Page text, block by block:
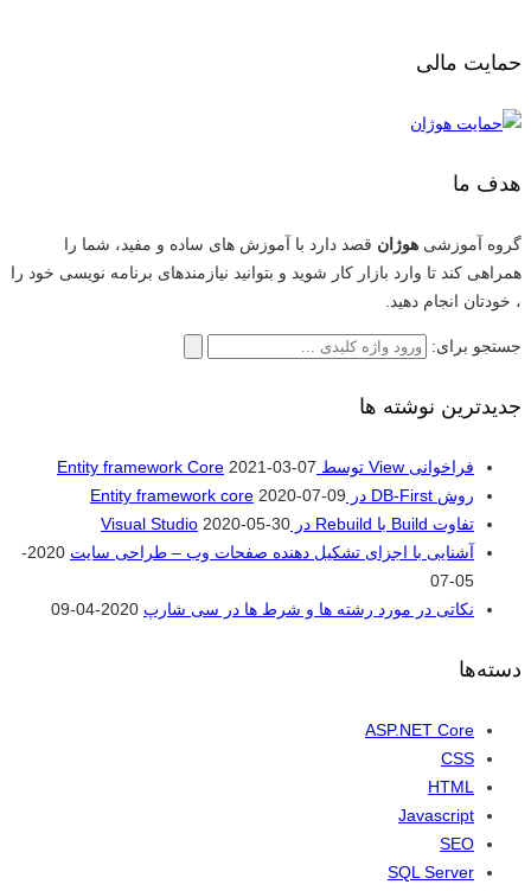
حمایت مالی
هدف ما
گروه آموزشی هوژان قصد دارد با آموزش های ساده و مفید، شما را
همراهی کند تا وارد بازار کار شوید و بتوانید نیازمندهای برنامه نویسی خود را
، خودتان انجام دهید.
جستجو برای:
جدیدترین نوشته ها
فراخوانی View توسط Entity framework Core
2021-03-07
روش DB-First در Entity framework core
2020-07-09
تفاوت Build با Rebuild در Visual Studio
2020-05-30
آشنایی با اجزای تشکیل دهنده صفحات وب – طراحی سایت
2020-
05-07
نکاتی در مورد رشته ها و شرط ها در سی شارپ 2020-04-09
دسته‌ها
ASP.NET Core
CSS
HTML
Javascript
SEO
SQL Server